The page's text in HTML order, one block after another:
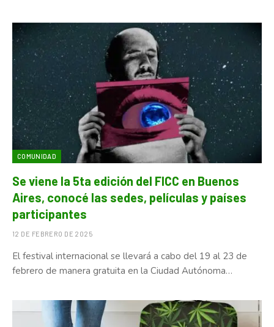
COMUNIDAD
Se viene la 5ta edición del FICC en Buenos
Aires, conocé las sedes, películas y países
participantes
12 DE FEBRERO DE 2025
El festival internacional se llevará a cabo del 19 al 23 de
febrero de manera gratuita en la Ciudad Autónoma…